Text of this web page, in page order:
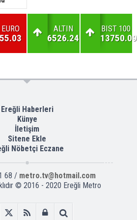
EURO
55.03
ALTIN
6526.24
BIST 100
13750.09
Ereğli Haberleri
Künye
İletişim
Sitene Ekle
Nöbetçi Eczane
68 / metro.tv@hotmail.com
© 2016 - 2020 Ereğli Metro